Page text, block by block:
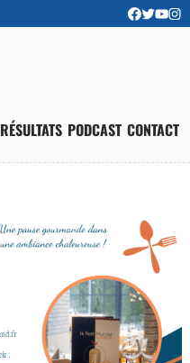
RÉSULTATS PODCAST CONTACT